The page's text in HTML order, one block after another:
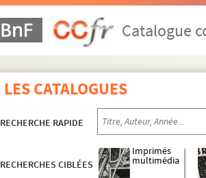
Catalogue
LES CATALOGUES
RECHERCHE RAPIDE
RECHERCHES CIBLÉES
Imprimés
multimédia